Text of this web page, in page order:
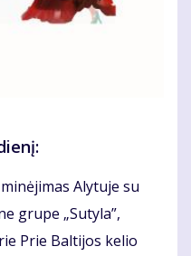
Alytuje su
grupe „Sutyla”,
Prie Baltijos kelio